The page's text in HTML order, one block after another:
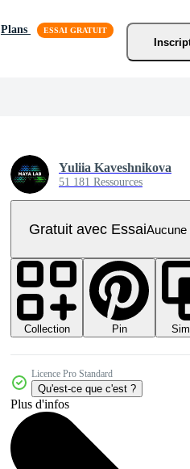
Plans
Yuliia Kaveshnikova
51 181 Ressources
Gratuit avec EssaiAucune
Collection Pin
Licence Pro Standard
Qu'est-ce que c'est ?
Plus d'infos